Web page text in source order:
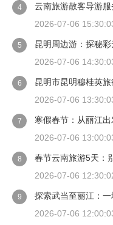
4
云南旅游散客导游
2026-07-06
5
昆明周边游：探秘
2026-07-06
6
昆明市昆明穆桂英
2026-07-06
7
寒假春节：从丽江
2026-07-06
8
春节云南旅游5天：
2026-07-06
9
探索武当至丽江：
2026-07-06